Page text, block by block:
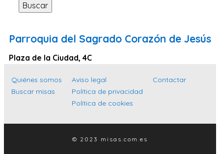
Sevilla
Santa Cruz de Tenerife
Cantabria
Islas Baleares
Las Palmas
Alicante
Buscar
Parroquia del Sagrado Corazón de Jesús
Plaza de la Ciudad, 4C
Quiénes somos
Buscar misas
Aviso legal
Política de privacidad
Política de cookies
Contactar
© 2023 misas.com.es